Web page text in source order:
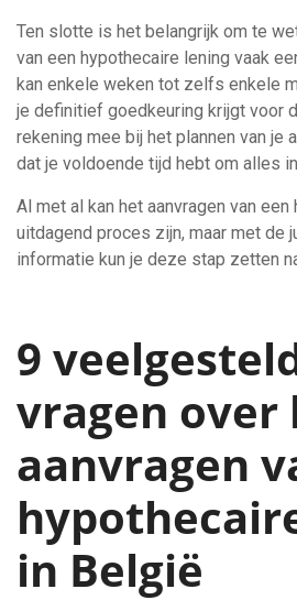
Ten slotte is het belangrijk om te
van een hypothecaire lening vaak
kan enkele weken tot zelfs enkele
je definitief goedkeuring krijgt voor
rekening mee bij het plannen van je
dat je voldoende tijd hebt om alles
Al met al kan het aanvragen van
uitdagend proces zijn, maar met de
informatie kun je deze stap zetten
9
vragen over
aanvragen
in België